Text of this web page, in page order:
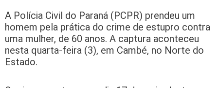
A Polícia Civil do Paraná (PCPR) prendeu um
homem pela prática do crime de estupro contra
uma mulher, de 60 anos. A captura aconteceu
nesta quarta-feira (3), em Cambé, no Norte do
Estado.